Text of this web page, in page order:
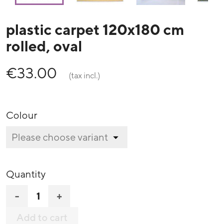
plastic carpet 120x180 cm
rolled, oval
€33.00
(tax incl.)
Colour
Quantity
- +
Add to cart